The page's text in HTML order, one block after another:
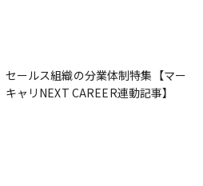
セールス組織の分業体制特集【マー
キャリNEXT CAREER連動記事】